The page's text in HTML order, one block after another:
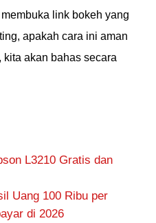
link bokeh yang
apakah cara ini aman
akan bahas secara
L3210 Gratis dan
Uang 100 Ribu per
di 2026